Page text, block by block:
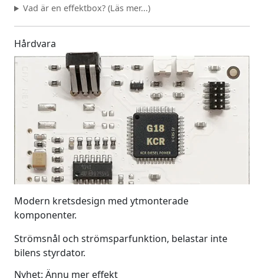
Vad är en effektbox? (Läs mer...)
Hårdvara
Modern kretsdesign med ytmonterade
komponenter.
Strömsnål och strömsparfunktion, belastar inte
bilens styrdator.
Nyhet: Ännu mer effekt